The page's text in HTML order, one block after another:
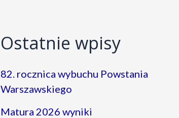
Ostatnie wpisy
82. rocznica wybuchu Powstania
Warszawskiego
Matura 2026 wyniki